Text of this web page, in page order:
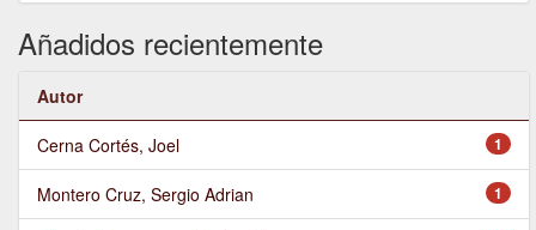
Añadidos recientemente
Autor
1
Cerna Cortés, Joel
1
Montero Cruz, Sergio Adrian